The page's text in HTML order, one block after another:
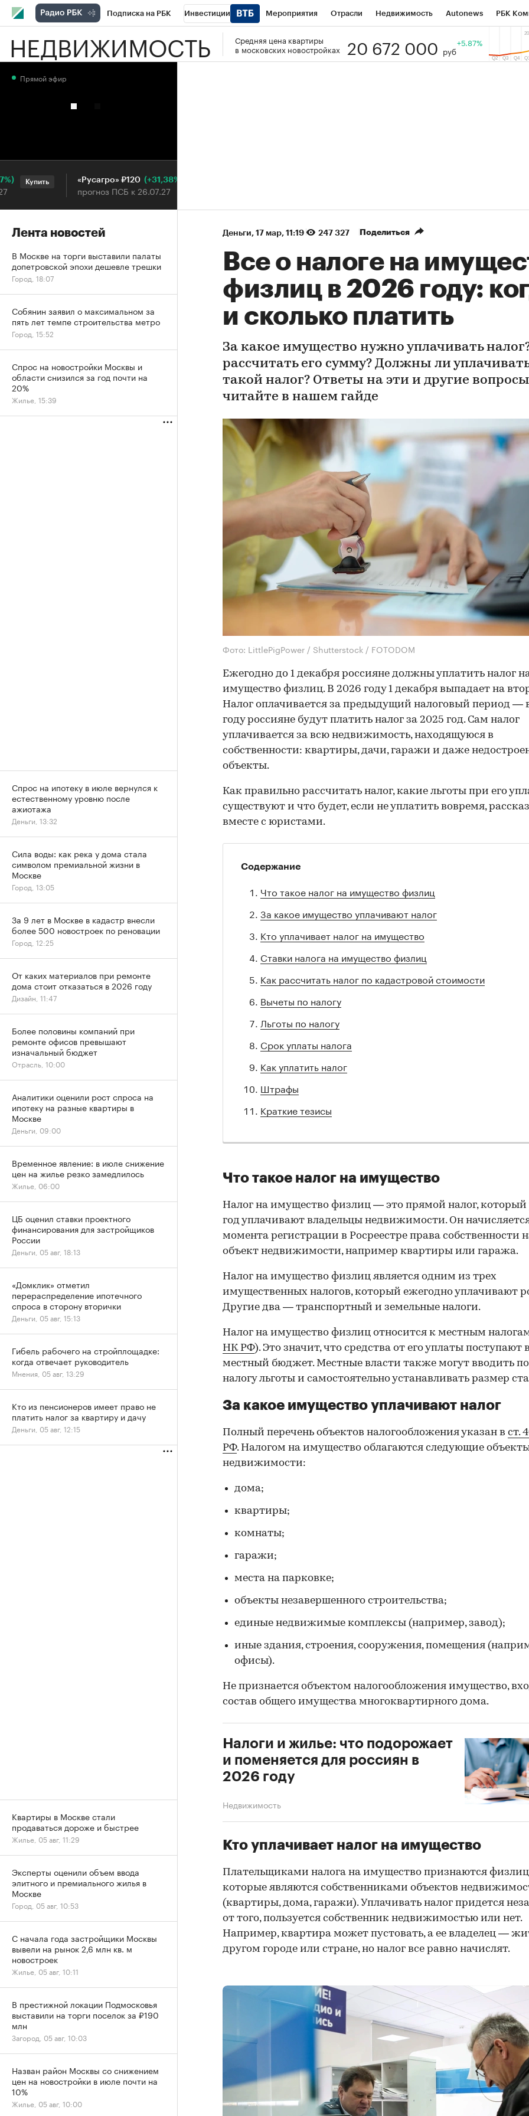
Подписка на РБК Инвестиции Мероприятия Отрасли Недвижимость Autonews РБК
РБК Вино Спорт Школа управления РБК РБК Образование Тренды
НЕДВИЖИМОСТЬ
Средняя цена квартиры
в московских новостройках
20 672 000 руб
+5.87%
Деньги⁠, 17 мар, 11:19 247 327 Поделиться
Все о налоге на
физлиц в 2026 году:
и сколько платить
За какое имущество нужно уплачивать
рассчитать его сумму? Должны ли
такой налог? Ответы на эти и другие вопросы
читайте в нашем гайде
Фото: LittlePigPower / Shutterstock / FOTODOM
Ежегодно до 1 декабря россияне должны уплатить налог
имущество физлиц. В 2026 году 1 декабря выпадает на
Налог оплачивается за предыдущий налоговый период —
году россияне будут платить налог за 2025 год. Сам налог
уплачивается за всю недвижимость, находящуюся в
собственности: квартиры, дачи, гаражи и даже
объекты.
Как правильно рассчитать налог, какие льготы при его
существуют и что будет, если не уплатить вовремя,
вместе с юристами.
Содержание
Что такое налог на имущество физлиц
За какое имущество уплачивают налог
Кто уплачивает налог на имущество
Ставки налога на имущество физлиц
Как рассчитать налог по кадастровой стоимости
Вычеты по налогу
Льготы по налогу
Срок уплаты налога
Как уплатить налог
Штрафы
Краткие тезисы
00:00
Что такое налог на имущество
Налог на имущество физлиц — это прямой налог, который
год уплачивают владельцы недвижимости. Он
момента регистрации в Росреестре права собственности
объект недвижимости, например квартиры или гаража.
Налог на имущество физлиц является одним из трех
имущественных налогов, который ежегодно уплачивают
Другие два — транспортный и земельные налоги.
Налог на имущество физлиц относится к местным
НК РФ). Это значит, что средства от его уплаты поступают в
местный бюджет. Местные власти также могут вводить
налогу льготы и самостоятельно устанавливать размер
За какое имущество уплачивают налог
Полный перечень объектов налогообложения указан в ст.
РФ. Налогом на имущество облагаются следующие
недвижимости:
дома;
квартиры;
комнаты;
гаражи;
места на парковке;
объекты незавершенного строительства;
единые недвижимые комплексы (например, завод);
иные здания, строения, сооружения, помещения
офисы).
Не признается объектом налогообложения имущество,
состав общего имущества многоквартирного дома.
Налоги и жилье: что подорожает
и поменяется для россиян в
2026 году
Недвижимость
Кто уплачивает налог на имущество
Плательщиками налога на имущество признаются
которые являются собственниками объектов
(квартиры, дома, гаражи). Уплачивать налог придется
от того, пользуется собственник недвижимостью или нет.
Например, квартира может пустовать, а ее владелец —
другом городе или стране, но налог все равно начислят.
Прямой эфир
Купить «Русагро» ₽120 (+31,38%)
прогноз ПСБ к 26.07.27
Лента новостей
В Москве на торги выставили палаты
допетровской эпохи дешевле трешки
Город, 18:07
Собянин заявил о максимальном за
пять лет темпе строительства метро
Город, 15:52
Спрос на новостройки Москвы и
области снизился за год почти на
20%
Жилье, 15:39
Спрос на ипотеку в июле вернулся к
естественному уровню после
ажиотажа
Деньги, 13:32
Сила воды: как река у дома стала
символом премиальной жизни в
Москве
Город, 13:05
За 9 лет в Москве в кадастр внесли
более 500 новостроек по реновации
Город, 12:25
От каких материалов при ремонте
дома стоит отказаться в 2026 году
Дизайн, 11:47
Более половины компаний при
ремонте офисов превышают
изначальный бюджет
Отрасль, 10:00
Аналитики оценили рост спроса на
ипотеку на разные квартиры в
Москве
Деньги, 09:00
Временное явление: в июле снижение
цен на жилье резко замедлилось
Жилье, 06:00
ЦБ оценил ставки проектного
финансирования для застройщиков
России
Деньги, 05 авг, 18:13
«Домклик» отметил
перераспределение ипотечного
спроса в сторону вторички
Деньги, 05 авг, 15:13
Гибель рабочего на стройплощадке:
когда отвечает руководитель
Мнения, 05 авг, 13:29
Кто из пенсионеров имеет право не
платить налог за квартиру и дачу
Деньги, 05 авг, 12:15
Квартиры в Москве стали
продаваться дороже и быстрее
Жилье, 05 авг, 11:29
Эксперты оценили объем ввода
элитного и премиального жилья в
Москве
Город, 05 авг, 10:53
С начала года застройщики Москвы
вывели на рынок 2,6 млн кв. м
новостроек
Жилье, 05 авг, 10:11
В престижной локации Подмосковья
выставили на торги поселок за ₽190
млн
Загород, 05 авг, 10:03
Назван район Москвы со снижением
цен на новостройки в июле почти на
10%
Жилье, 05 авг, 10:00